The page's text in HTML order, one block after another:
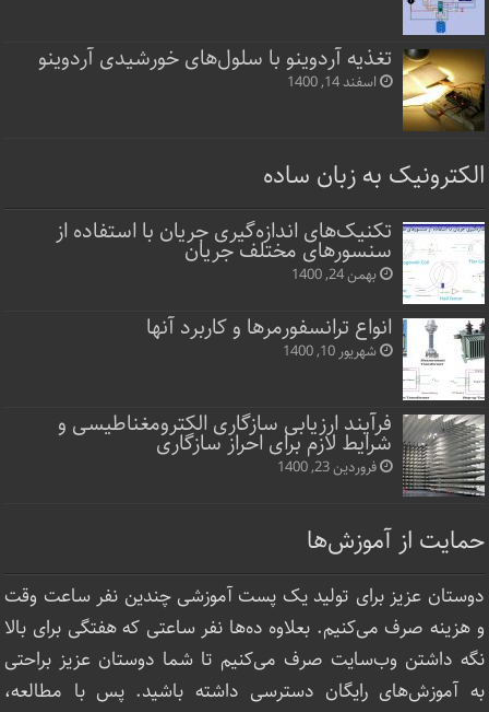
تغذیه آردوینو با سلول‌های خورشیدی آردوینو
اسفند 14, 1400
الکترونیک به زبان ساده
تکنیک‌های اندازه‌گیری جریان با استفاده از
سنسورهای مختلف جریان
بهمن 24, 1400
انواع ترانسفورمرها و کاربرد آنها
شهریور 10, 1400
فرآیند ارزیابی سازگاری الکترومغناطیسی و
شرایط لازم برای احراز سازگاری
فروردین 23, 1400
حمایت از آموزش‌ها
دوستان عزیز برای تولید یک پست آموزشی چندین نفر ساعت‌ وقت
و هزینه صرف می‌کنیم. بعلاوه ده‌ها نفر ساعتی که هفتگی برای بالا
نگه داشتن وب‌سایت صرف ‌می‌کنیم تا شما دوستان عزیز براحتی
به آموزش‌های رایگان دسترسی داشته باشید. پس با مطالعه،